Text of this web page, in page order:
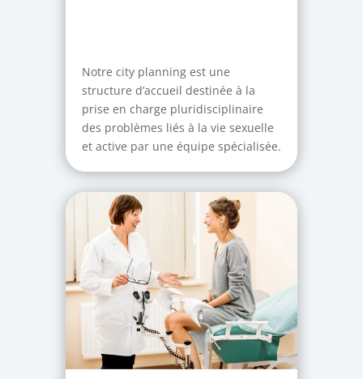
Notre city planning est une
structure d’accueil destinée à la
prise en charge pluridisciplinaire
des problèmes liés à la vie sexuelle
et active par une équipe spécialisée.